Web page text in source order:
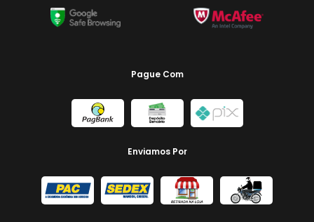
Pague Com
Enviamos Por